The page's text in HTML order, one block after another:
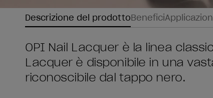
Descrizione del prodottoBenefici
OPI Nail Lacquer è la linea
Lacquer è disponibile in una
riconoscibile dal tappo nero.